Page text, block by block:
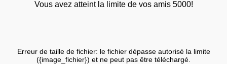
Vous avez atteint la limite de vos amis 5000!
Erreur de taille de fichier: le fichier dépasse autorisé la limite
({image_fichier}) et ne peut pas être téléchargé.